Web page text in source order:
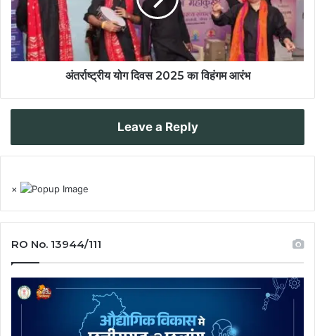
अंतर्राष्ट्रीय योग दिवस 2025 का विहंगम आरंभ
Leave a Reply
×
RO No. 13944/111